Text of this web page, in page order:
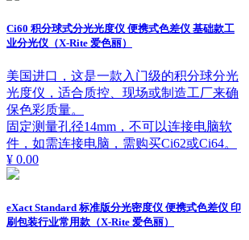
Ci60 积分球式分光光度仪 便携式色差仪 基础款工
业分光仪（X-Rite 爱色丽）
美国进口，这是一款入门级的积分球分光
光度仪，适合质控、现场或制造工厂来确
保色彩质量。
固定测量孔径14mm，不可以连接电脑软
件，如需连接电脑，需购买Ci62或Ci64。
¥ 0.00
eXact Standard 标准版分光密度仪 便携式色差仪 印
刷包装行业常用款（X-Rite 爱色丽）